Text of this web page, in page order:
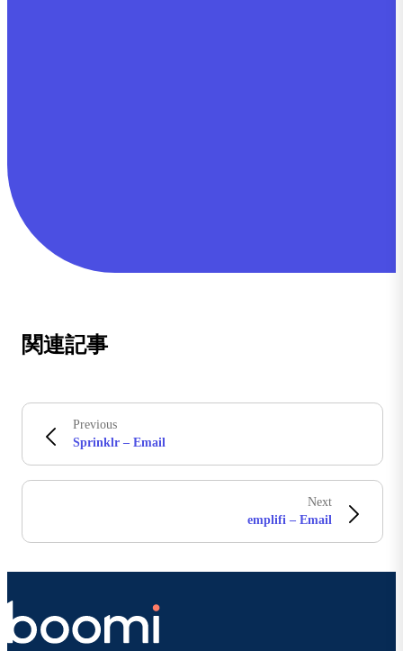
関連記事
Previous
Sprinklr – Email
Next
emplifi – Email